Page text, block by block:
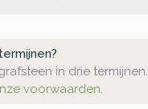
in drie termijnen.
voorwaarden.